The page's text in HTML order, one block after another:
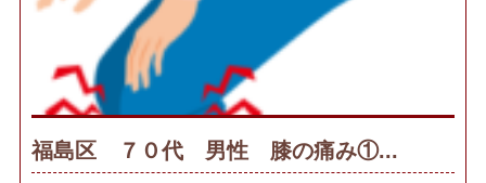
福島区 ７０代 男性 膝の痛み①...